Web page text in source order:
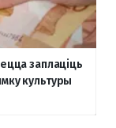
заплаціць
культуры